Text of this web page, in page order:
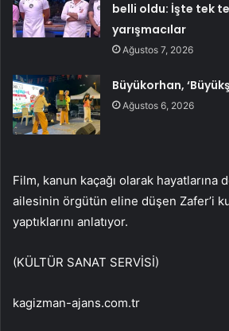
belli oldu: İşte tek
yarışmacılar
Ağustos 7, 2026
Büyükorhan,
Ağustos 6, 2026
Film, kanun kaçağı olarak hayatlarına
ailesinin örgütün eline düşen Zafer’i
yaptıklarını anlatıyor.
(KÜLTÜR SANAT SERVİSİ)
kagizman-ajans.com.tr